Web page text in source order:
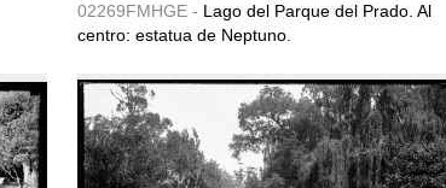
02269FMHGE - Lago del Parque del Prado. Al
centro: estatua de Neptuno.